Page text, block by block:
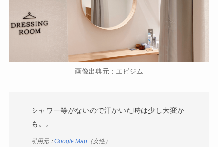
画像出典元：エビジム
シャワー等がないので汗かいた時は少し大変か
も。。
引用元： Google Map（女性）